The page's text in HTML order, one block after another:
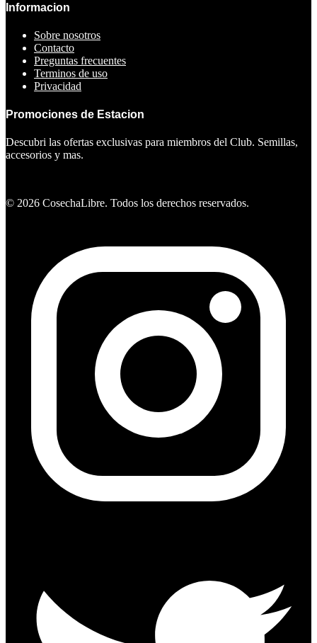
Informacion
Sobre nosotros
Contacto
Preguntas frecuentes
Terminos de uso
Privacidad
Promociones de Estacion
Descubri las ofertas exclusivas para miembros del Club. Semillas,
accesorios y mas.
© 2026 CosechaLibre. Todos los derechos reservados.